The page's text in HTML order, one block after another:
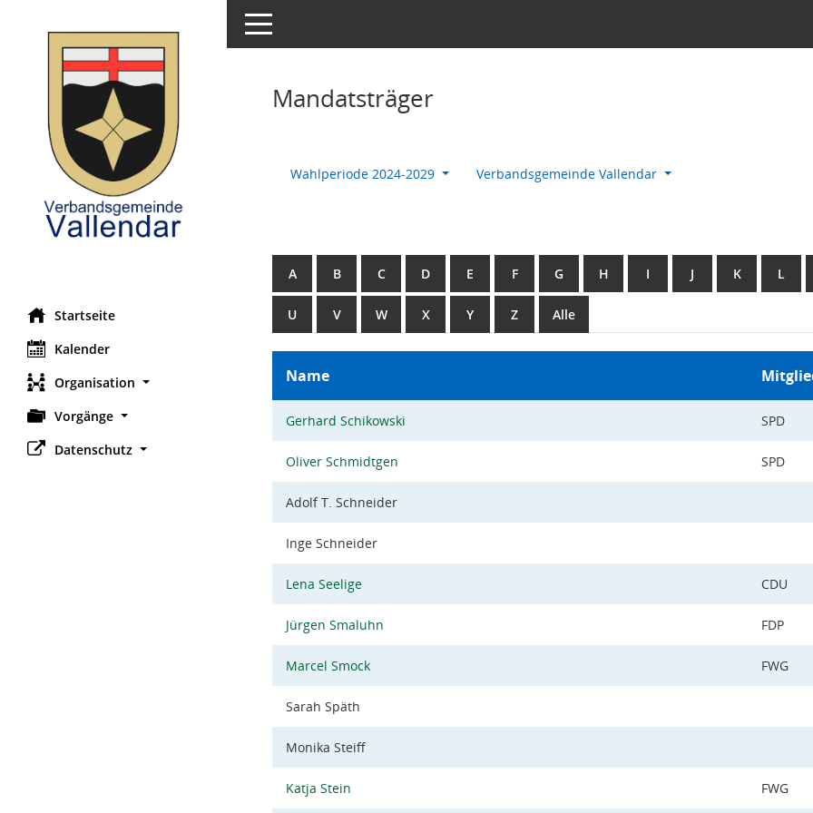
Startseite
Kalender
Organisation
Vorgänge
Datenschutz
Toggle navigation
Mandatsträger
Wahlperiode 2024-2029 Verbandsgemeinde Vallendar
A B C D E F G H I J K L
U V W X Y Z Alle
Name
Gerhard Schikowski SPD
Oliver Schmidtgen SPD
Adolf T. Schneider
Inge Schneider
Lena Seelige CDU
Jürgen Smaluhn FDP
Marcel Smock FWG
Sarah Späth
Monika Steiff
Katja Stein FWG